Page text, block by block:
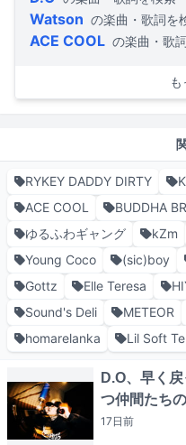
Watson の楽曲・歌詞を
ACE COOL の楽曲・歌
も
RYKEY DADDY DIRTY
ACE COOL
BUDDHA
ゆるふわギャング
kZm
Young Coco
(sic)boy
Gottz
Elle Teresa
Sound's Deli
METEOR
homarelanka
Lil Soft
D.O、早く
つ仲間たち
17日前